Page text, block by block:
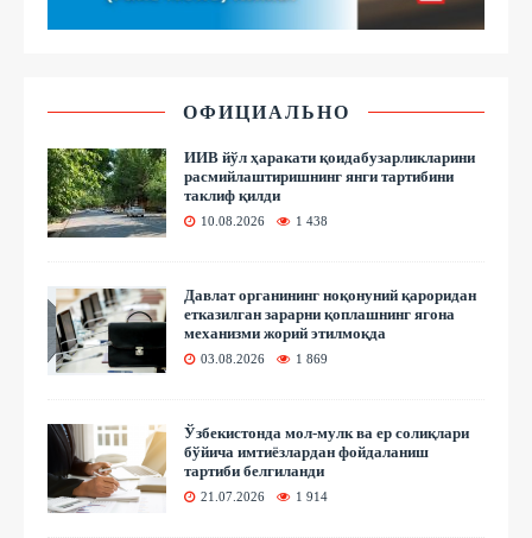
ОФИЦИАЛЬНО
ИИВ йўл ҳаракати қоидабузарликларини
расмийлаштиришнинг янги тартибини
таклиф қилди
10.08.2026 1 438
Давлат органининг ноқонуний қароридан
етказилган зарарни қоплашнинг ягона
механизми жорий этилмоқда
03.08.2026 1 869
Ўзбекистонда мол-мулк ва ер солиқлари
бўйича имтиёзлардан фойдаланиш
тартиби белгиланди
21.07.2026 1 914